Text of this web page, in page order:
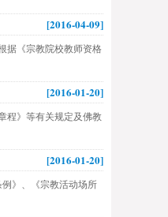
[2016-04-09]
《宗教院校教师资格
[2016-01-20]
程》等有关规定及佛教
[2016-01-20]
》、《宗教活动场所